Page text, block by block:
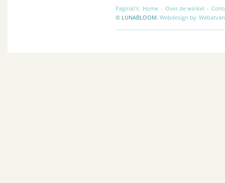
Pagina\'s: Home - Over de winkel -
© LUNABLOOM. Webdesign by